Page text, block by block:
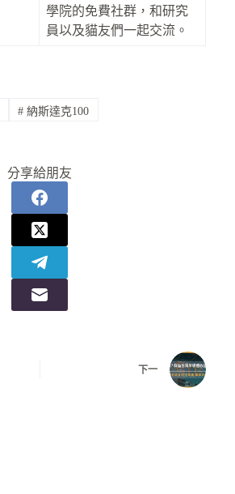
學院的免費社群，和研究
員以及貓友們一起交流。
# 納斯達克100
分享給朋友
下一